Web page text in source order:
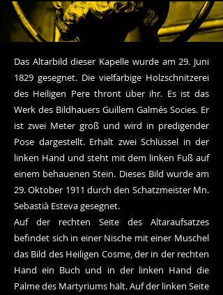
Das Altarbild dieser Kapelle wurde am 29. Juni
1829 gesegnet. Die vielfarbige Holzschnitzerei
des Heiligen Pere thront über ihr. Es ist das
Werk des Bildhauers Guillem Galmés Socies. Er
ist zwei Meter groß und wird in predigender
Pose dargestellt. Erhält zwei Schlüssel in der
linken Hand und steht mit dem linken Fuß auf
einem behauenen Stein. Dieses Bild wurde am
29. Oktober 1911 durch den Schatzmeister Mn.
Sebastià Esteva gesegnet.
Auf der rechten Seite des Altaraufsatzes
befindet sich in einer Nische mit einer Muschel
das Bild des Heiligen Cosme, der in der rechten
Hand ein Buch und in der linken Hand die
Palme des Martyriums hält. Auf der linken Seite